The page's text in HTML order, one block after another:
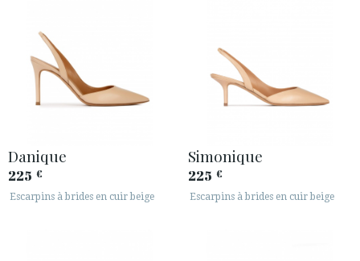
Danique
225 €
Escarpins à brides en cuir beige
Simonique
225 €
Escarpins à brides en cuir beige